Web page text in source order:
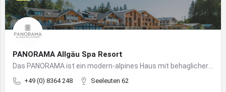
PANORAMA Allgäu Spa Resort
+49 (0) 8364 248 Seeleuten 62